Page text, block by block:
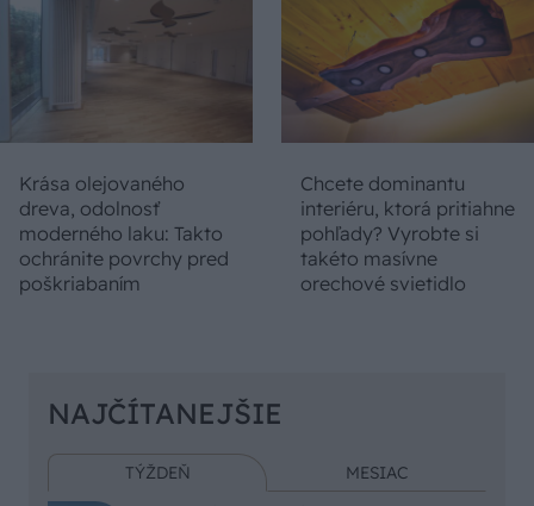
Krása olejovaného
dreva, odolnosť
moderného laku: Takto
ochránite povrchy pred
poškriabaním
Chcete dominantu
interiéru, ktorá pritiahne
pohľady? Vyrobte si
takéto masívne
orechové svietidlo
NAJČÍTANEJŠIE
TÝŽDEŇ MESIAC